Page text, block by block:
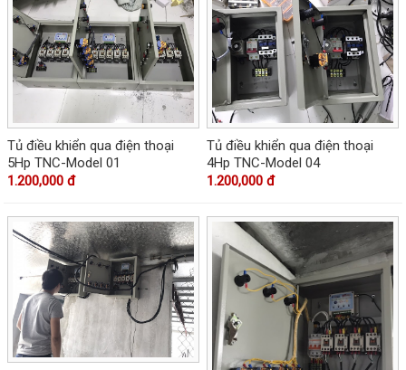
Tủ điều khiển qua điện thoại
5Hp TNC-Model 01
1.200,000 đ
Tủ điều khiển qua điện thoại
4Hp TNC-Model 04
1.200,000 đ